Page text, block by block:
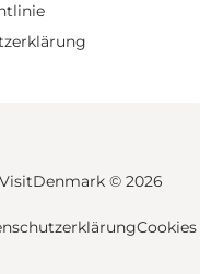
VisitDenmark © 2026
Cookies